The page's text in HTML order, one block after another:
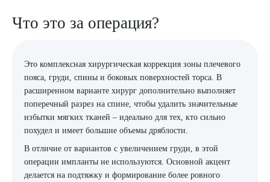
Что это за операция?
Это комплексная хирургическая коррекция зоны плечевого
пояса, груди, спины и боковых поверхностей торса. В
расширенном варианте хирург дополнительно выполняет
поперечный разрез на спине, чтобы удалить значительные
избытки мягких тканей – идеально для тех, кто сильно
похудел и имеет большие объемы дряблости.
В отличие от вариантов с увеличением груди, в этой
операции импланты не используются. Основной акцент
делается на подтяжку и формирование более ровного